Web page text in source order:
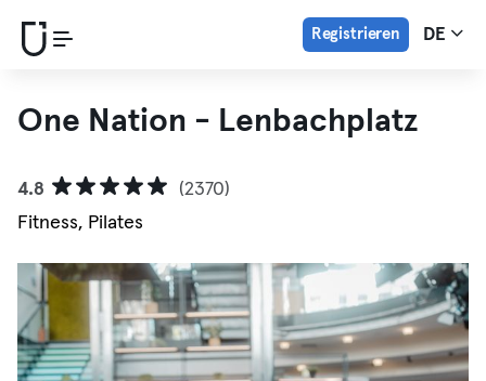
Registrieren DE
One Nation - Lenbachplatz
4.8
(2370)
Fitness, Pilates